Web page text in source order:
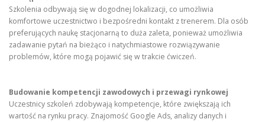
Szkolenia odbywają się w dogodnej lokalizacji, co umożliwia
komfortowe uczestnictwo i bezpośredni kontakt z trenerem. Dla osób
preferujących naukę stacjonarną to duża zaleta, ponieważ umożliwia
zadawanie pytań na bieżąco i natychmiastowe rozwiązywanie
problemów, które mogą pojawić się w trakcie ćwiczeń.
Budowanie kompetencji zawodowych i przewagi rynkowej
Uczestnicy szkoleń zdobywają kompetencje, które zwiększają ich
wartość na rynku pracy. Znajomość Google Ads, analizy danych i